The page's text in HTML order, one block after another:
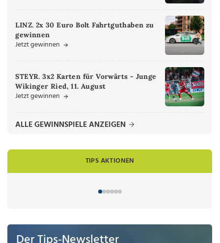
LINZ. 2x 30 Euro Bolt Fahrtguthaben zu
gewinnen
Jetzt gewinnen
STEYR. 3x2 Karten für Vorwärts - Junge
Wikinger Ried, 11. August
Jetzt gewinnen
ALLE GEWINNSPIELE ANZEIGEN
TIPS AKTIONEN